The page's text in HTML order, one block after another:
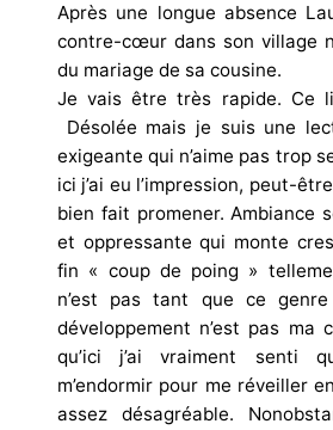
Après une longue absence
contre-cœur dans son village
du mariage de sa cousine.
Je vais être très rapide. Ce
Désolée mais je suis une
exigeante qui n’aime pas trop
ici j’ai eu l’impression, peut-
bien fait promener. Ambiance
et oppressante qui monte
fin « coup de poing »
n’est pas tant que ce
développement n’est pas ma
qu’ici j’ai vraiment senti
m’endormir pour me réveiller
assez désagréable.